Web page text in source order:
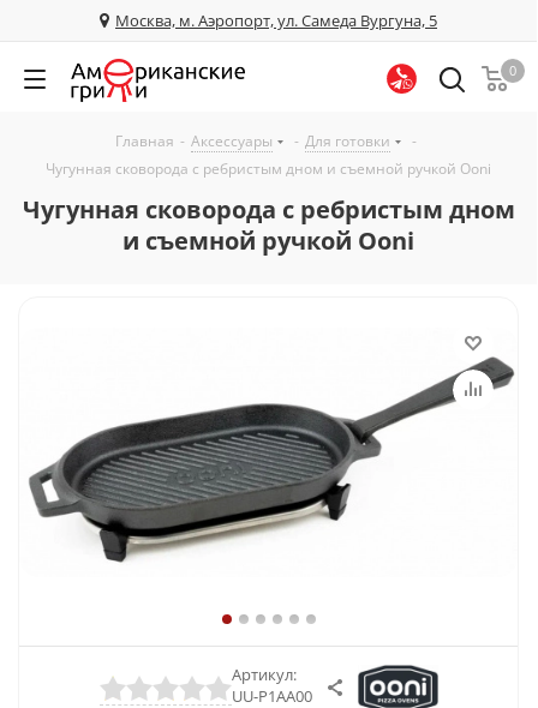
Москва, м. Аэропорт, ул. Самеда Вургуна, 5
0
Главная - Аксессуары - Для готовки
-
Чугунная сковорода с ребристым дном и съемной ручкой Ooni
Чугунная сковорода с ребристым дном
и съемной ручкой Ooni
Артикул:
UU-P1AA00